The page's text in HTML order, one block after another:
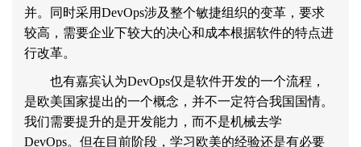
并。同时采用DevOps涉及整个敏捷组织的变革，要求
较高，需要企业下较大的决心和成本根据软件的特点进
行改革。
也有嘉宾认为DevOps仅是软件开发的一个流程，
是欧美国家提出的一个概念，并不一定符合我国国情。
我们需要提升的是开发能力，而不是机械去学
DevOps。但在目前阶段，学习欧美的经验还是有必要